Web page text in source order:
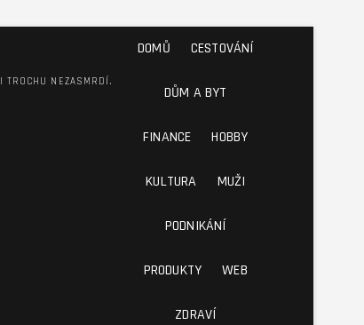
NEZASMRDÍ.
DOMŮ CESTOVÁNÍ
DŮM A BYT
FINANCE HOBBY
KULTURA MUŽI
PODNIKÁNÍ
PRODUKTY WEB
ZDRAVÍ